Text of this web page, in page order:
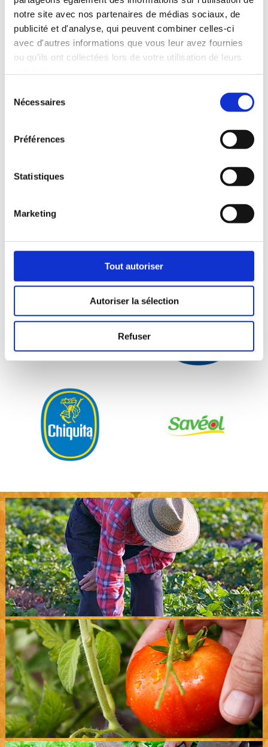
notre site avec nos partenaires de médias sociaux, de
publicité et d'analyse, qui peuvent combiner celles-ci
avec d'autres informations que vous leur avez fournies
ou qu'ils ont collectées lors de votre utilisation de leurs
Nécessaires
Préférences
Statistiques
Marketing
Tout autoriser
Autoriser la sélection
Refuser